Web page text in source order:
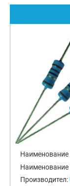
Наименование
Наименование
Производител: